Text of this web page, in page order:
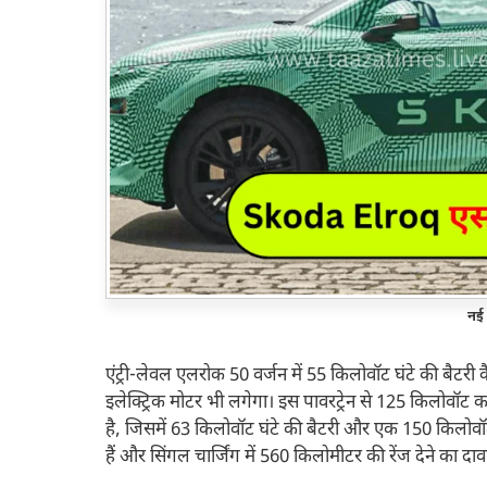
नई
एंट्री-लेवल एलरोक 50 वर्जन में 55 किलोवॉट घंटे की बैटरी
इलेक्ट्रिक मोटर भी लगेगा। इस पावरट्रेन से 125
है, जिसमें 63 किलोवॉट घंटे की बैटरी और एक 150
हैं और सिंगल चार्जिंग में 560 किलोमीटर की रेंज देने का